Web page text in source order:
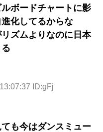
ボードチャートに影
化してるからな
ズムよりなのに日本
ID:gFj
も今はダンスミュー